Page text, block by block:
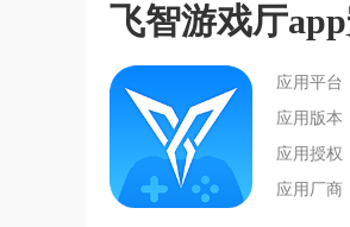
飞智游戏厅
应用平台
应用版本
应用授权
应用厂商